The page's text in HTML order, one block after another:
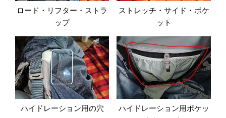
ロード・リフター・ストラ
ップ
ストレッチ・サイド・ポケ
ット
ハイドレーション用の穴
ハイドレーション用ポケッ